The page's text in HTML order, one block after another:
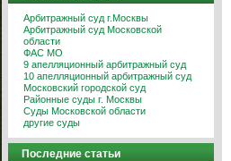
Арбитражный суд г.Москвы
Арбитражный суд Московской
области
ФАС МО
9 апелляционный арбитражный суд
10 апелляционный арбитражный суд
Московский городской суд
Районные суды г. Москвы
Суды Московской области
другие суды
Последние статьи